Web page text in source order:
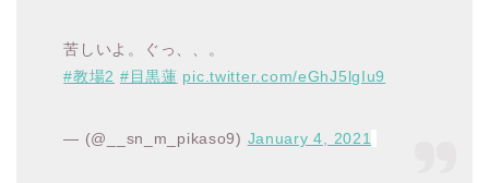
苦しいよ。ぐっ、、。
#教場2 #目黒蓮 pic.twitter.com/eGhJ5lgIu9
— (@__sn_m_pikaso9) January 4, 2021